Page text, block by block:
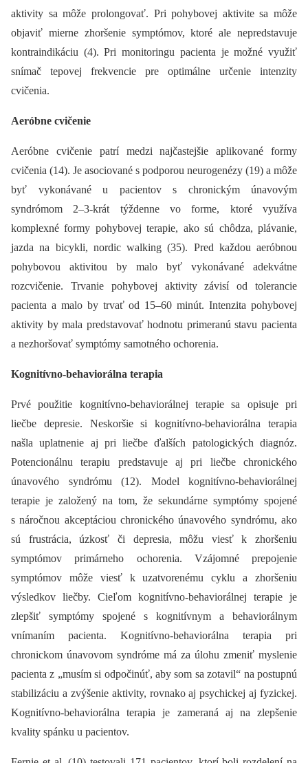
aktivity sa môže prolongovať. Pri pohybovej aktivite sa môže
objaviť mierne zhoršenie symptómov, ktoré ale nepredstavuje
kontraindikáciu (4). Pri monitoringu pacienta je možné využiť
snímač tepovej frekvencie pre optimálne určenie intenzity
cvičenia.
Aeróbne cvičenie
Aeróbne cvičenie patrí medzi najčastejšie aplikované formy
cvičenia (14). Je asociované s podporou neurogenézy (19) a môže
byť vykonávané u pacientov s chronickým únavovým
syndrómom 2–3-krát týždenne vo forme, ktoré využíva
komplexné formy pohybovej terapie, ako sú chôdza, plávanie,
jazda na bicykli, nordic walking (35). Pred každou aeróbnou
pohybovou aktivitou by malo byť vykonávané adekvátne
rozcvičenie. Trvanie pohybovej aktivity závisí od tolerancie
pacienta a malo by trvať od 15–60 minút. Intenzita pohybovej
aktivity by mala predstavovať hodnotu primeranú stavu pacienta
a nezhoršovať symptómy samotného ochorenia.
Kognitívno-behaviorálna terapia
Prvé použitie kognitívno-behaviorálnej terapie sa opisuje pri
liečbe depresie. Neskoršie si kognitívno-behaviorálna terapia
našla uplatnenie aj pri liečbe ďalších patologických diagnóz.
Potencionálnu terapiu predstavuje aj pri liečbe chronického
únavového syndrómu (12). Model kognitívno-behaviorálnej
terapie je založený na tom, že sekundárne symptómy spojené
s náročnou akceptáciou chronického únavového syndrómu, ako
sú frustrácia, úzkosť či depresia, môžu viesť k zhoršeniu
symptómov primárneho ochorenia. Vzájomné prepojenie
symptómov môže viesť k uzatvorenému cyklu a zhoršeniu
výsledkov liečby. Cieľom kognitívno-behaviorálnej terapie je
zlepšiť symptómy spojené s kognitívnym a behaviorálnym
vnímaním pacienta. Kognitívno-behaviorálna terapia pri
chronickom únavovom syndróme má za úlohu zmeniť myslenie
pacienta z „musím si odpočinúť, aby som sa zotavil“ na postupnú
stabilizáciu a zvýšenie aktivity, rovnako aj psychickej aj fyzickej.
Kognitívno-behaviorálna terapia je zameraná aj na zlepšenie
kvality spánku u pacientov.